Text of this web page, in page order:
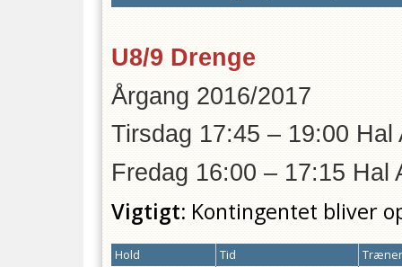
U8/9 Drenge
Årgang 2016/2017
Tirsdag 17:45 – 19:00 Hal
Fredag 16:00 –
Vigtigt: Kontingentet bliver
Hold Tid